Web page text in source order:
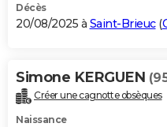
Décès
20/08/2025 à Saint-Brieuc(
Simone KERGUEN
Créer une cagnotte obsèques
Naissance